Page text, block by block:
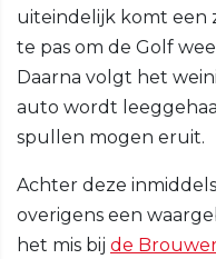
uiteindelijk komt een
te pas om de Golf
Daarna volgt het
auto wordt
spullen mogen eruit.
Achter deze
overigens een
het mis bij de